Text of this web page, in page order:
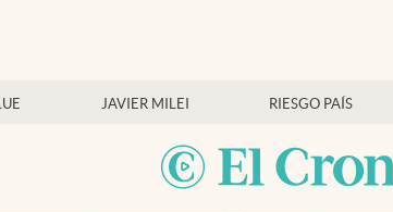
JAVIER MILEI RIESGO PAÍS